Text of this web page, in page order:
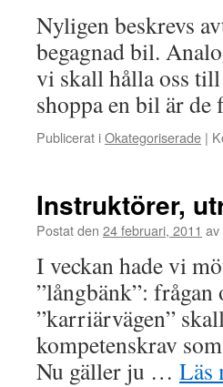
Nyligen beskrevs
begagnad bil.
vi skall hålla oss till
shoppa en bil är
Publicerat iOkategoriserade |
Instruktörer,
Postat den 24 februari, 2011 av
I veckan hade vi
”långbänk”:
”karriärvägen”
kompetenskrav
Nu gäller ju … Läs